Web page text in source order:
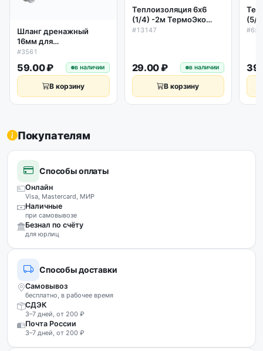
Шланг дренажный
16мм для
кондиционера,
спиральный 1м
#3561
59.00 ₽ в наличии
В корзину
Теплоизоляция 6х6
(1/4) -2м ТермоЭко
полиэтилен серая
#13147
29.00 ₽ в наличии
В корзину
(5/
Покупателям
Способы оплаты
Онлайн
Visa, Mastercard, МИР
Наличные
при самовывозе
Безнал по счёту
для юрлиц
Способы доставки
Самовывоз
бесплатно, в рабочее время
СДЭК
3–7 дней, от 200 ₽
Почта России
3–7 дней, от 200 ₽